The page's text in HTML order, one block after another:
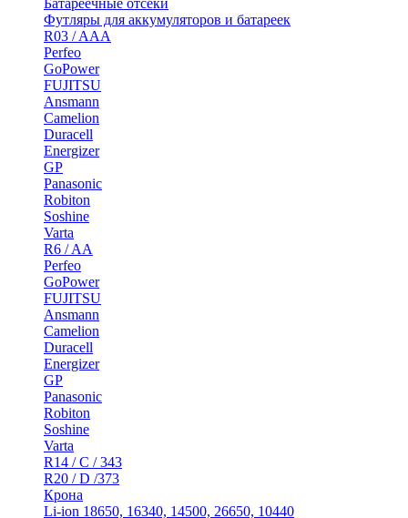
Батареечные отсеки
Футляры для аккумуляторов и батареек
R03 / AAA
Perfeo
GoPower
FUJITSU
Ansmann
Camelion
Duracell
Energizer
GP
Panasonic
Robiton
Soshine
Varta
R6 / AA
Perfeo
GoPower
FUJITSU
Ansmann
Camelion
Duracell
Energizer
GP
Panasonic
Robiton
Soshine
Varta
R14 / C / 343
R20 / D /373
Крона
Li-ion 18650, 16340, 14500, 26650, 10440